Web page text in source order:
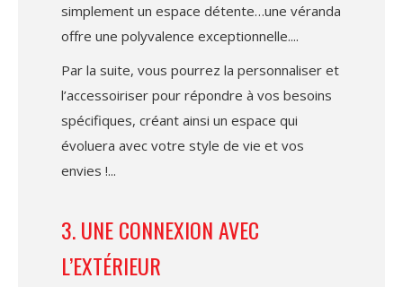
simplement un espace détente…une véranda
offre une polyvalence exceptionnelle.
Par la suite, vous pourrez la personnaliser et
l’accessoiriser pour répondre à vos besoins
spécifiques, créant ainsi un espace qui
évoluera avec votre style de vie et vos
envies !
3. UNE CONNEXION AVEC
L’EXTÉRIEUR